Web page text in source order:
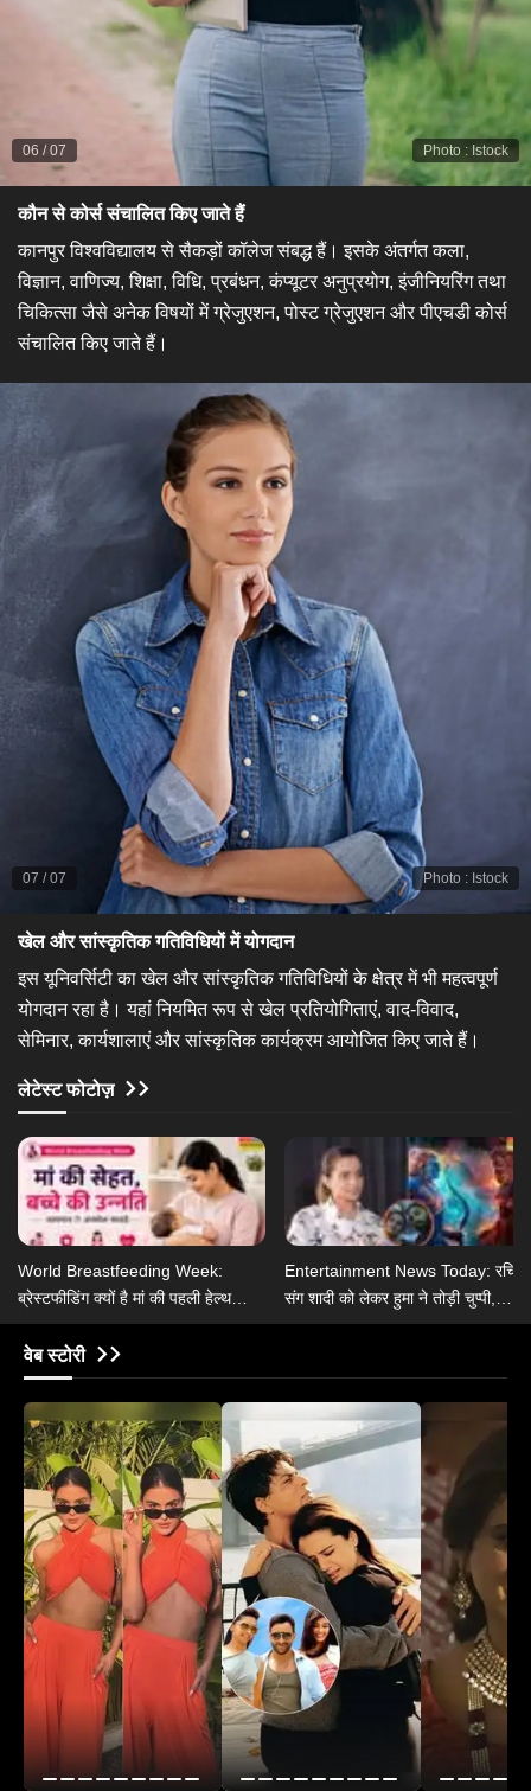
Photo : Istock
06 /07
कौन से कोर्स संचालित किए जाते हैं
कानपुर विश्वविद्यालय से सैकड़ों कॉलेज संबद्ध हैं। इसके अंतर्गत कला,
विज्ञान, वाणिज्य, शिक्षा, विधि, प्रबंधन, कंप्यूटर अनुप्रयोग, इंजीनियरिंग तथा
चिकित्सा जैसे अनेक विषयों में ग्रेजुएशन, पोस्ट ग्रेजुएशन और पीएचडी कोर्स
संचालित किए जाते हैं।
Photo : Istock
07 /07
खेल और सांस्कृतिक गतिविधियों में योगदान
इस यूनिवर्सिटी का खेल और सांस्कृतिक गतिविधियों के क्षेत्र में भी महत्वपूर्ण
योगदान रहा है। यहां नियमित रूप से खेल प्रतियोगिताएं, वाद-विवाद,
सेमिनार, कार्यशालाएं और सांस्कृतिक कार्यक्रम आयोजित किए जाते हैं।
लेटेस्ट फोटोज़
World Breastfeeding Week:
ब्रेस्टफीडिंग क्यों है मां की पहली हेल्थ
थेरेपी, जानें ब्रेस्टफीडिंग के 6 हेल्थ
बेनिफिट्स
Entertainment News Today: रचित
संग शादी को लेकर हुमा ने तोड़ी चुप्पी,
कंगना ने राहुल गांधी पर दिया बयान
वेब स्टोरी